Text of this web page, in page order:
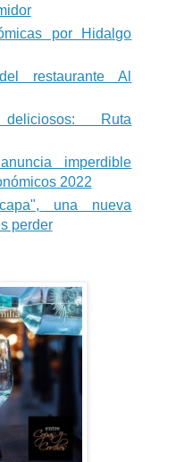
por Hidalgo
restaurante Al
Ruta
imperdible
2022
una nueva
perder